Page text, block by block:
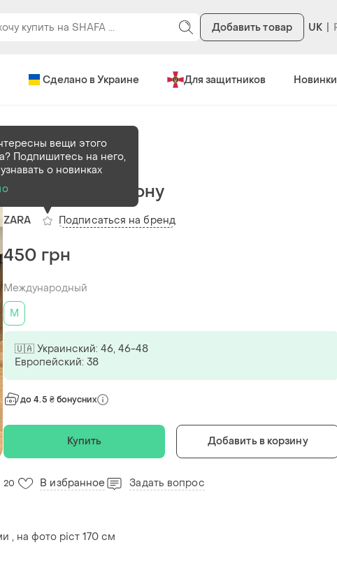
Добавить товар UK
Сделано в Украине Для защитников Новинки
В наличии1 шт
Брюки zara з льону
ZARA
вещи этого
Подпишитесь на него,
о новинках
Подписаться на бренд
450 грн
Международный
M
🇺🇦 Украинский: 46, 46-48
Европейский: 38
до 4.5 ₴ бонусних
Купить Добавить в корзину
20 В избранное Задать вопрос
, на фото ріст 170 см